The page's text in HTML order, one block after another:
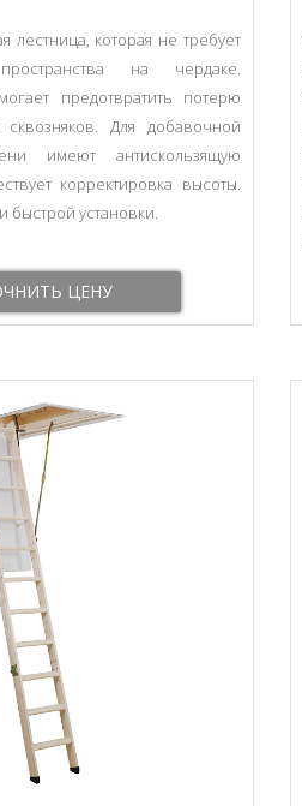
лестница, которая не требует
на чердаке.
предотвратить потерю
Для добавочной
имеют антискользящую
корректировка высоты.
быстрой установки.
ЦЕНУ